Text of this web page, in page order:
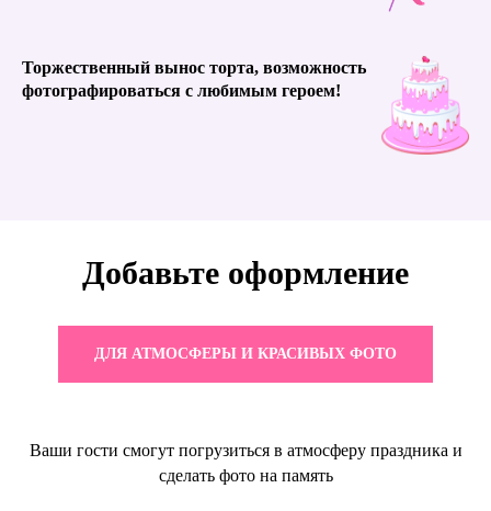
Торжественный вынос торта, возможность
фотографироваться с любимым героем!
Добавьте оформление
ДЛЯ АТМОСФЕРЫ И КРАСИВЫХ ФОТО
Ваши гости смогут погрузиться в атмосферу праздника и
сделать фото на память